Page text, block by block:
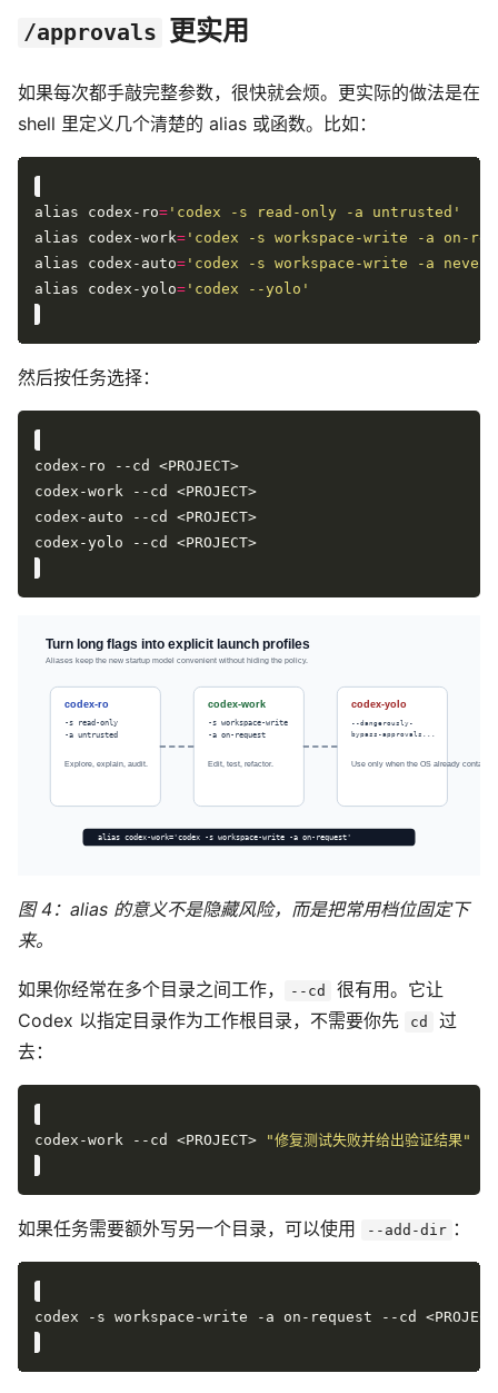
/approvals 更实用
如果每次都手敲完整参数，很快就会烦。更实际的做法是在
shell 里定义几个清楚的 alias 或函数。比如：
alias codex-ro= 'codex -s read-only -a untrusted'
alias codex-work= 'codex -s workspace-write -a on-
alias codex-auto= 'codex -s workspace-write -a never'
alias codex-yolo= 'codex --yolo'
然后按任务选择：
图 4：alias 的意义不是隐藏风险，而是把常用档位固定下
来。
如果你经常在多个目录之间工作， --cd
很有用。它让
Codex 以指定目录作为工作根目录，不需要你先
cd
过
去：
codex-work --cd <PROJECT> "修复测试失败并给出验证结果"
如果任务需要额外写另一个目录，可以使用 --add-dir ：